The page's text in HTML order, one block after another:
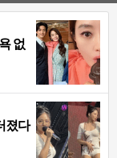
없
졌다